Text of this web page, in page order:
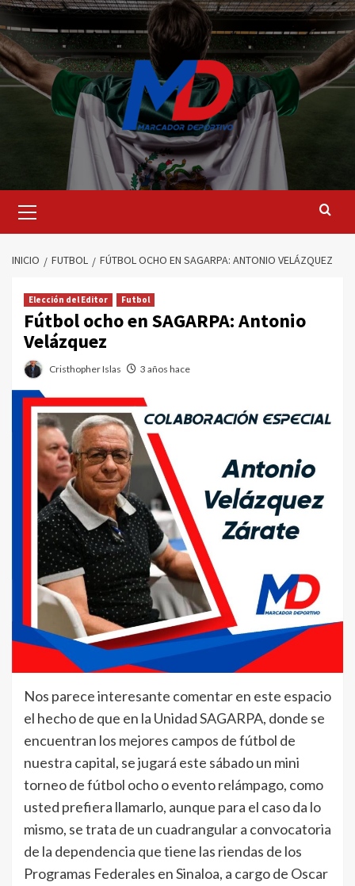
Saltar
al
contenido
principal
INICIO FUTBOL FÚTBOL OCHO EN SAGARPA: ANTONIO VELÁZQUEZ
Elección del Editor Futbol
Fútbol ocho en SAGARPA: Antonio
Velázquez
Cristhopher Islas 3 años hace
Nos parece interesante comentar en este espacio
el hecho de que en la Unidad SAGARPA, donde se
encuentran los mejores campos de fútbol de
nuestra capital, se jugará este sábado un mini
torneo de fútbol ocho o evento relámpago, como
usted prefiera llamarlo, aunque para el caso da lo
mismo, se trata de un cuadrangular a convocatoria
de la dependencia que tiene las riendas de los
Programas Federales en Sinaloa, a cargo de Oscar